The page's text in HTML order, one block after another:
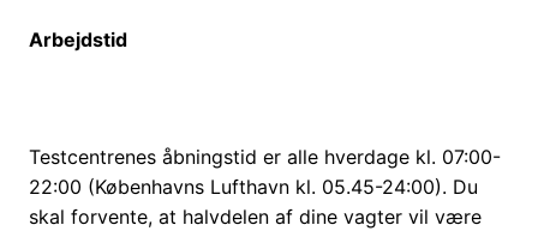
Arbejdstid
Testcentrenes åbningstid er alle hverdage kl. 07:00-
22:00 (Københavns Lufthavn kl. 05.45-24:00). Du
skal forvente, at halvdelen af dine vagter vil være